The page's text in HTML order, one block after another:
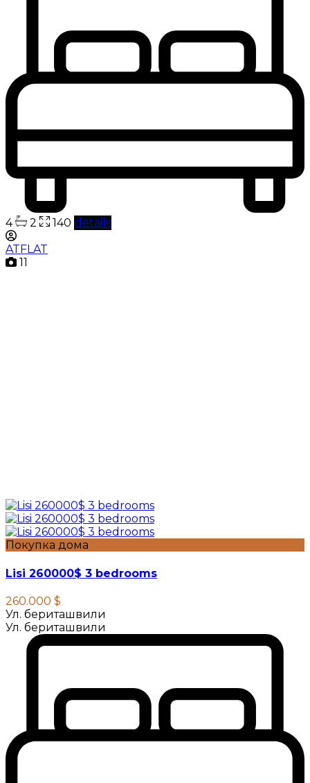
4 2 140 details
ATFLAT
11
Покупка дома
Lisi 260000$ 3 bedrooms
260.000 $
Ул. бериташвили
Ул. бериташвили